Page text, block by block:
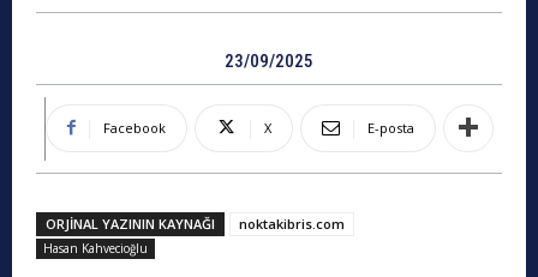
23/09/2025
Facebook X E-posta
ORJINAL YAZININ KAYNAĞI noktakibris.com
Hasan Kahvecioğlu